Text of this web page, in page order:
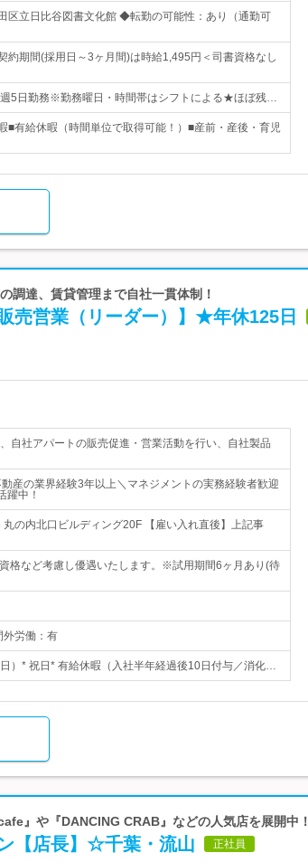
区立日比谷図書文化館 ◆転勤の可能性：あり（通勤可
期間(採用日～3ヶ月間)は時給1,495円＜司書資格なし
5日勤務※勤務曜日・時間帯はシフトによる★ほぼ残…
■有給休暇（時間単位で取得可能！）■産前・産後・育児
調達、賃貸管理まで自社一貫体制！
売営業（リーダー）】★年休125日
自社アパートの販売促進・営業活動を行い、自社製品
産の業界経験3年以上＼マネジメントの実務経験者歓迎
躍中！
の内北口ビルディング20F 【雇い入れ直後】上記事
格など考慮し優遇いたします。※試用期間6ヶ月あり(待
外労働：有
）* 祝日* 有給休暇（入社半年経過後10日付与／消化…
』や『DANCING CRAB』などの人気店を展開中！
【店長】☆千葉・流山 正社員